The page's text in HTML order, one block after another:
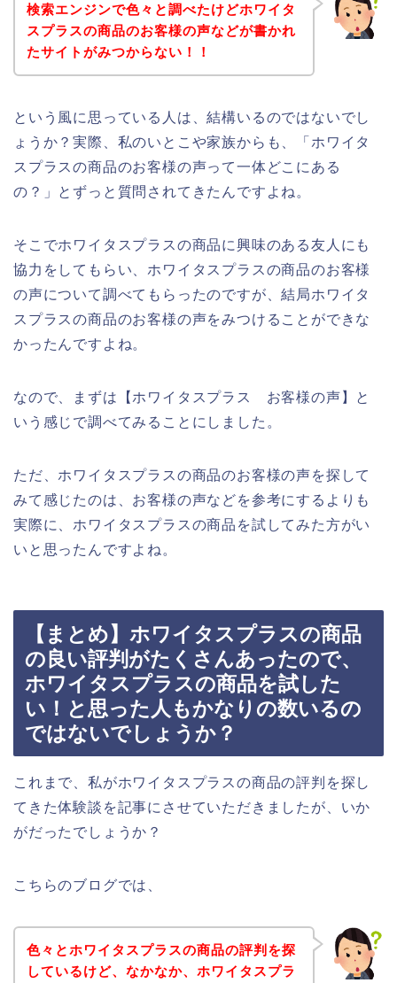
検索エンジンで色々と調べたけどホワイタ
スプラスの商品のお客様の声などが書かれ
たサイトがみつからない！！
という風に思っている人は、結構いるのではないでし
ょうか？実際、私のいとこや家族からも、「ホワイタ
スプラスの商品のお客様の声って一体どこにある
の？」とずっと質問されてきたんですよね。
そこでホワイタスプラスの商品に興味のある友人にも
協力をしてもらい、ホワイタスプラスの商品のお客様
の声について調べてもらったのですが、結局ホワイタ
スプラスの商品のお客様の声をみつけることができな
かったんですよね。
なので、まずは【ホワイタスプラス お客様の声】と
いう感じで調べてみることにしました。
ただ、ホワイタスプラスの商品のお客様の声を探して
みて感じたのは、お客様の声などを参考にするよりも
実際に、ホワイタスプラスの商品を試してみた方がい
いと思ったんですよね。
【まとめ】ホワイタスプラスの商品
の良い評判がたくさんあったので、
ホワイタスプラスの商品を試した
い！と思った人もかなりの数いるの
ではないでしょうか？
これまで、私がホワイタスプラスの商品の評判を探し
てきた体験談を記事にさせていただきましたが、いか
がだったでしょうか？
こちらのブログでは、
色々とホワイタスプラスの商品の評判を探
しているけど、なかなか、ホワイタスプラ